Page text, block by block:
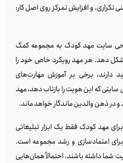
و افزایش تمرکز روی اصل کار:
سایت مهد کودک به مجموعه کمک
دهد. هر مهد رویکرد خاص خود را
دارند، برخی بر آموزش مهارت‌های
سایتی که این هویت را بازتاب دهد، مهد
و در ذهن والدین ماندگار خواهد ماند.
مهد کودک فقط یک ابزار تبلیغاتی
اعتمادسازی و رشد مجموعه است.
شما داشته باشند، احتمالاً همان‌هایی